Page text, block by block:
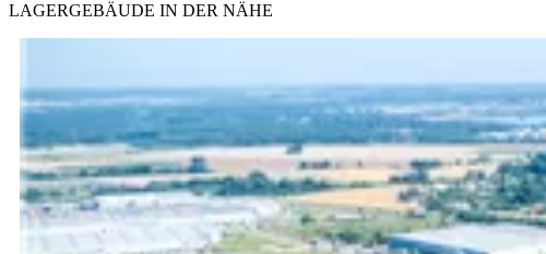
LAGERGEBÄUDE IN DER NÄHE